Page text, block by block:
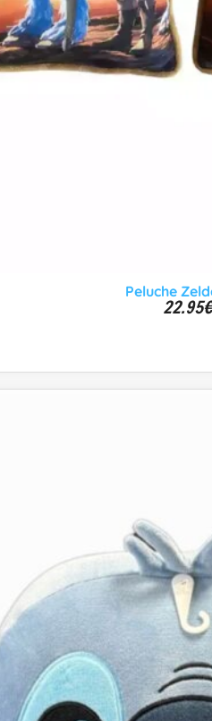
Peluche
22.95€